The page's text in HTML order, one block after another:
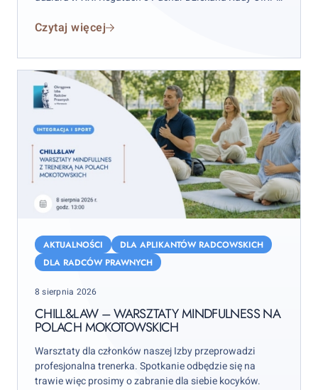
września 2026 r. (sobota–niedziela), przy czym
Czytaj więcej
warsztaty
Polach
Mokotowskich
AKTUALNOŚCI
DLA APLIKANTÓW RADCOWSKICH
DLA RADCÓW PRAWNYCH
Posted
8 sierpnia 2026
CHILL&LAW – WARSZTATY MINDFULNESS NA
POLACH MOKOTOWSKICH
Warsztaty dla członków naszej Izby przeprowadzi
profesjonalna trenerka. Spotkanie odbędzie się na
trawie więc prosimy o zabranie dla siebie kocyków.